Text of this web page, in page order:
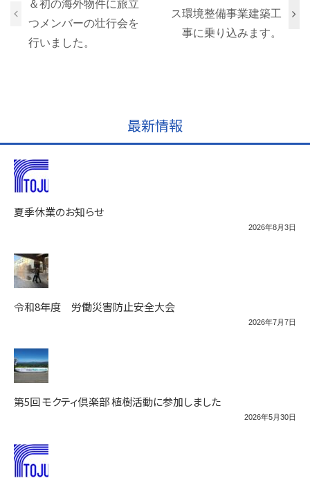
＆初の海外物件に旅立
つメンバーの壮行会を
行いました。
ス環境整備事業建築工
事に乗り込みます。
最新情報
夏季休業のお知らせ
2026年8月3日
令和8年度 労働災害防止安全大会
2026年7月7日
第5回 モクティ倶楽部 植樹活動に参加しました
2026年5月30日